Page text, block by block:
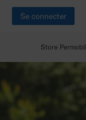
Se connecter
Store Permobil